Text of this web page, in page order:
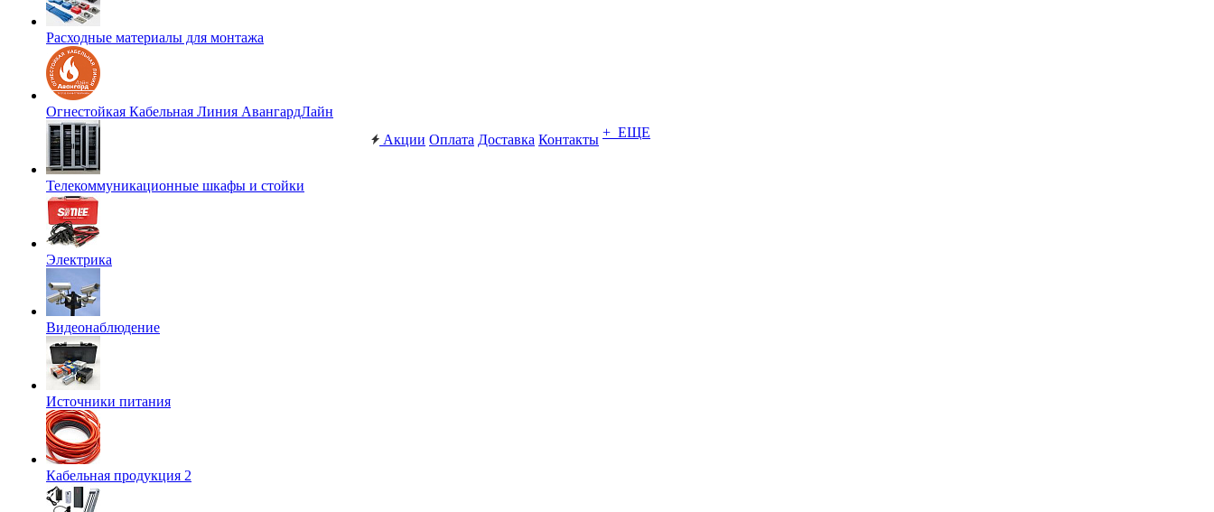
Расходные материалы для монтажа
Огнестойкая Кабельная Линия АвангардЛайн
Телекоммуникационные шкафы и стойки
Электрика
Видеонаблюдение
Источники питания
Кабельная продукция 2
Акции Оплата Доставка Контакты + ЕЩЕ